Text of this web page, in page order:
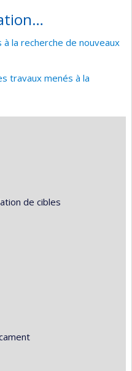
la recherche de nouveaux
travaux menés à la
de cibles